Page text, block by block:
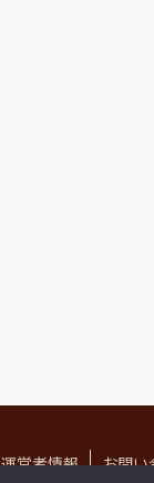
運営者情報 お問い